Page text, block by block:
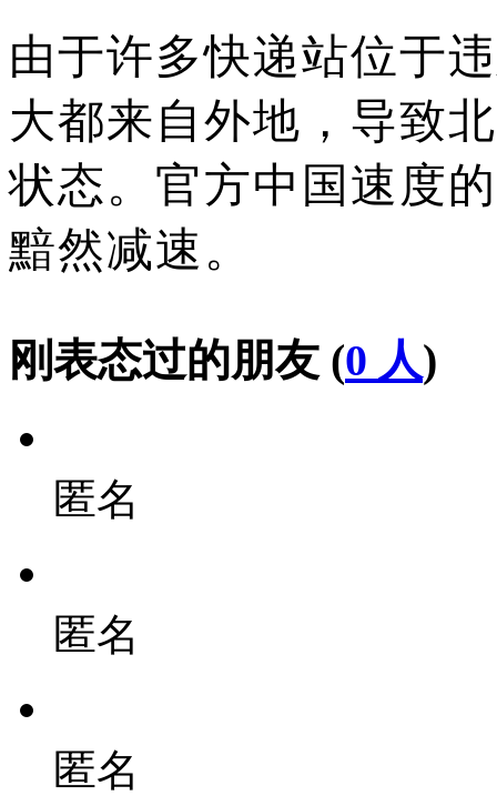
由于许多快递站位于
大都来自外地，导致
状态。 官方中国速度
黯然减速。
刚表态过的朋友 (0 人)
匿名
匿名
匿名